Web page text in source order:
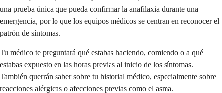
una prueba única que pueda confirmar la anafilaxia durante una
emergencia, por lo que los equipos médicos se centran en reconocer el
patrón de síntomas.
Tu médico te preguntará qué estabas haciendo, comiendo o a qué
estabas expuesto en las horas previas al inicio de los síntomas.
También querrán saber sobre tu historial médico, especialmente sobre
reacciones alérgicas o afecciones previas como el asma.